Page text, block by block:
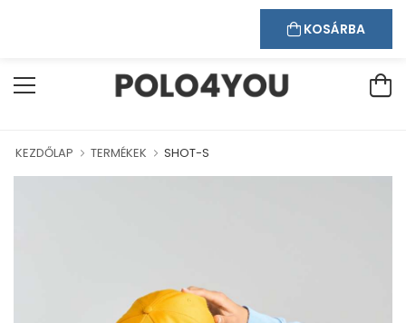
Bejelentkezés Regisztráció
KEZDŐLAP TERMÉKEK SHOT-S
KOSÁRBA